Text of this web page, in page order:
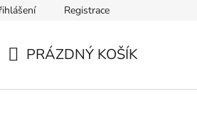
Registrace
PRÁZDNÝ KOŠÍK